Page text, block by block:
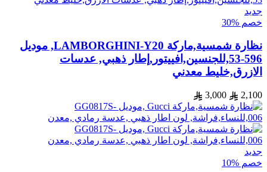
جديد
خصم %30
نظارة شمسية,ماركة LAMBORGHINI-Y20, موديل
596-53,للجنسين,افييتور,إطار ذهبي, عدسات
الازرق,خليط معدني
2,100
3,000
جديد
خصم %10